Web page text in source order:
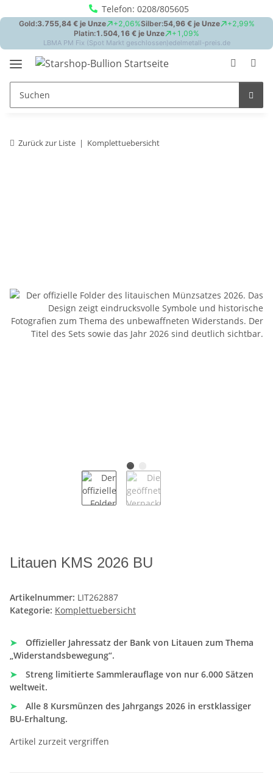
Telefon: 0208/805605
Zurück zur Liste Komplettuebersicht
Litauen KMS 2026 BU
Artikelnummer: LIT262887
Kategorie: Komplettuebersicht
➤
Offizieller Jahressatz der Bank von Litauen zum Thema
„Widerstandsbewegung“.
➤
Streng limitierte Sammlerauflage von nur 6.000 Sätzen
weltweit.
➤
Alle 8 Kursmünzen des Jahrgangs 2026 in erstklassiger
BU-Erhaltung.
Artikel zurzeit vergriffen